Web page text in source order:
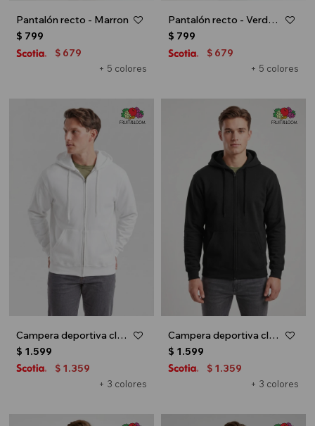
Pantalón recto - Marron
+ 5 colores
$ 799
$ 679
Pantalón recto - Verde ingles
+ 5 colores
$ 799
$ 679
Campera deportiva clásica con capucha - UNISEX - Blanco
+ 3 colores
$ 1.599
$ 1.359
Campera deportiva clásica con capucha - UNISEX - Negro
+ 3 colores
$ 1.599
$ 1.359